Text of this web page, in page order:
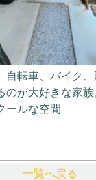
自転車、バイク、
のが大好きな家族
ールな空間
一覧へ戻る